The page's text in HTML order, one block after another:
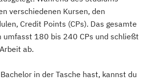
verschiedenen Kursen, den
Credit Points (CPs). Das gesamte
umfasst 180 bis 240 CPs und schließt
ab.
in der Tasche hast, kannst du